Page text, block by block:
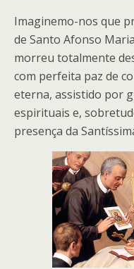
Imaginemo-nos que
de Santo Afonso
morreu totalmente
com perfeita paz de
eterna, assistido por
espirituais e,
presença da